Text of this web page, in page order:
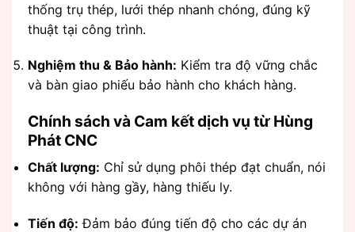
thống trụ thép, lưới thép nhanh chóng, đúng kỹ
thuật tại công trình.
Nghiệm thu & Bảo hành: Kiểm tra độ vững chắc
và bàn giao phiếu bảo hành cho khách hàng.
Chính sách và Cam kết dịch vụ từ Hùng
Phát CNC
Chất lượng: Chỉ sử dụng phôi thép đạt chuẩn, nói
không với hàng gầy, hàng thiếu ly.
Tiến độ: Đảm bảo đúng tiến độ cho các dự án